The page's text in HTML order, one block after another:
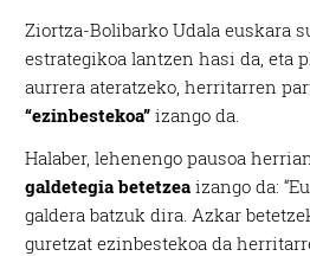
Ziortza-Bolibarko Udala euskara
estrategikoa lantzen hasi da, eta
aurrera ateratzeko, herritarren
“ezinbestekoa” izango da.
Halaber, lehenengo pausoa
galdetegia betetzea izango da:
galdera batzuk dira. Azkar
guretzat ezinbestekoa da